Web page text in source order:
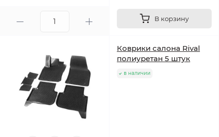
В корзину
Коврики салона Rival
полиуретан 5 штук
в наличии